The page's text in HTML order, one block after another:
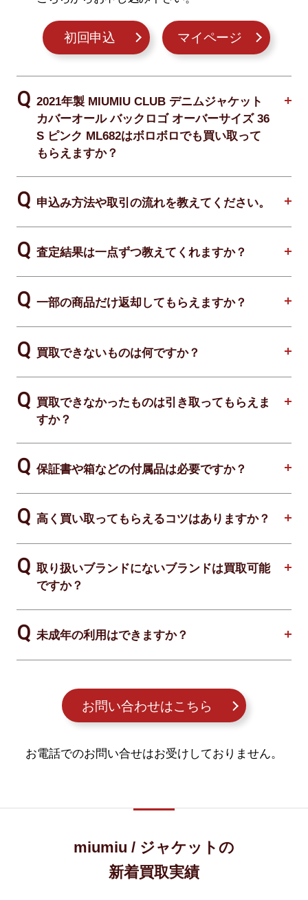
初回申込 マイページ
2021年製 MIUMIU CLUB デニムジャケット
カバーオール バックロゴ オーバーサイズ 36
S ピンク ML682はボロボロでも買い取って
もらえますか？
申込み方法や取引の流れを教えてください。
査定結果は一点ずつ教えてくれますか？
一部の商品だけ返却してもらえますか？
買取できないものは何ですか？
買取できなかったものは引き取ってもらえま
すか？
保証書や箱などの付属品は必要ですか？
高く買い取ってもらえるコツはありますか？
取り扱いブランドにないブランドは買取可能
ですか？
未成年の利用はできますか？
お問い合わせはこちら
お電話でのお問い合せはお受けしておりません。
miumiu / ジャケットの
新着買取実績